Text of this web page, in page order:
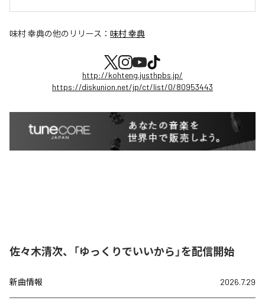
味村 幸典の他のリリース： 味村 幸典
http://kohteng.justhpbs.jp/
https://diskunion.net/jp/ct/list/0/80953443
佐々木清次、「ゆっくりでいいから」を配信開始
新曲情報 2026.7.29